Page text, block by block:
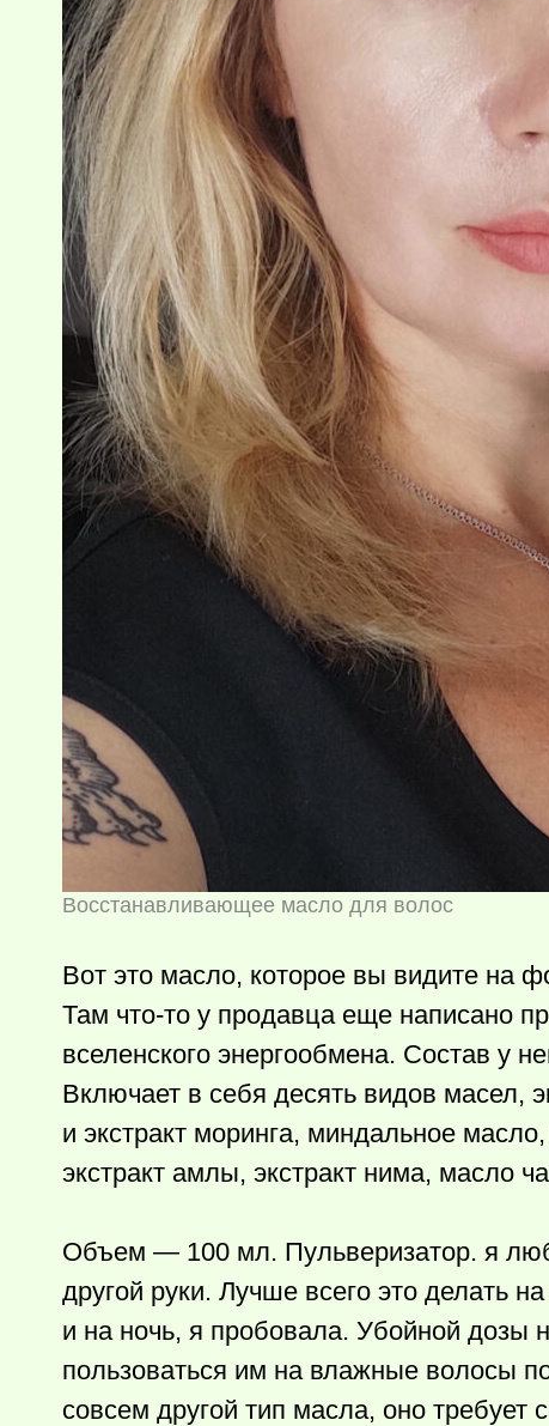
Восстанавливающее масло для волос
Вот это масло, которое вы видите на
Там что-то у продавца еще написано
вселенского энергообмена. Состав у
Включает в себя десять видов масел,
и экстракт моринга, миндальное
экстракт амлы, экстракт нима, масло
Объем — 100 мл. Пульверизатор. я
другой руки. Лучше всего это делать
и на ночь, я пробовала. Убойной дозы
пользоваться им на влажные волосы
совсем другой тип масла, оно требует